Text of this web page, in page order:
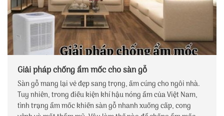
Giải pháp chống ẩm mốc cho sàn gỗ
Sàn gỗ mang lại vẻ đẹp sang trọng, ấm cúng cho ngôi nhà.
Tuy nhiên, trong điều kiện khí hậu nóng ẩm của Việt Nam,
tình trạng ẩm mốc khiến sàn gỗ nhanh xuống cấp, cong